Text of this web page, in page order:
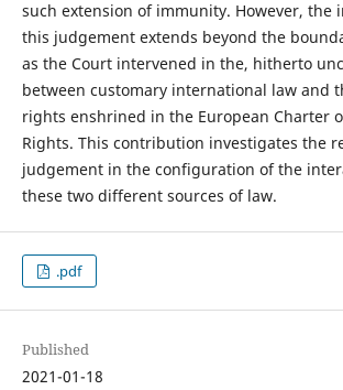
such extension of immunity. However, the
this judgement extends beyond the
as the Court intervened in the, hitherto
between customary international law and
rights enshrined in the European Charter
Rights. This contribution investigates the
judgement in the configuration of the
these two different sources of law.
.pdf
Published
2021-01-18